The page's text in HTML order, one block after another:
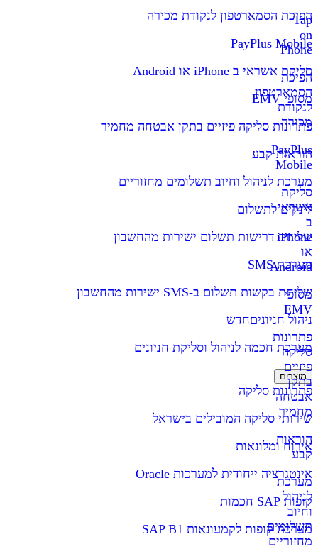
Tap
on
Phone
הפיכת
הסמארטפון
לנקודת
מכירה
PayPlus
Mobile
סליקת
אשראי
ב
iPhone
או
Android
מסופי
EMV
פתרונות
סליקה
פיזיים
בתקן
אבטחה
מחמיר
הוראות
קבע
מערכת
לניהול
וחיוב
תשלומים
מחזוריים
הפיכת הסמארטפון לנקודת מכירה
PayPlus Mobile
סליקת אשראי ב iPhone או Android
מסופי EMV
פתרונות סליקה פיזיים בתקן אבטחה מחמיר
הוראות קבע
מערכת לניהול וחיוב תשלומים מחזוריים
לינקים לתשלום
שליחת דרישות תשלום ישירות מהחשבון
מערכת SMS
שליחת בקשות תשלום ב-SMS ישירות מהחשבון
ניהול חניוניםחדש
מערכת חכמה לניהול וסליקת חניונים
מוצרים
פתרונות סליקה
שירותי סליקה המובילים בישראל
אירוח ומלונאות
אינטגרציה ייחודית למערכות Oracle
קופות SAP חכמות
מערכת קופות לקמעונאות SAP B1